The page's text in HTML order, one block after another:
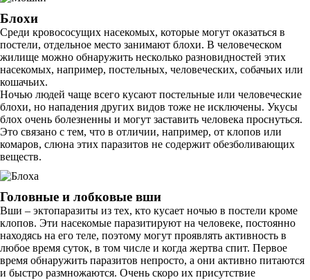
Блохи
Среди кровососущих насекомых, которые могут оказаться в
постели, отдельное место занимают блохи. В человеческом
жилище можно обнаружить несколько разновидностей этих
насекомых, например, постельных, человеческих, собачьих или
кошачьих.
Ночью людей чаще всего кусают постельные или человеческие
блохи, но нападения других видов тоже не исключены. Укусы
блох очень болезненны и могут заставить человека проснуться.
Это связано с тем, что в отличии, например, от клопов или
комаров, слюна этих паразитов не содержит обезболивающих
веществ.
Головные и лобковые вши
Вши – эктопаразиты из тех, кто кусает ночью в постели кроме
клопов. Эти насекомые паразитируют на человеке, постоянно
находясь на его теле, поэтому могут проявлять активность в
любое время суток, в том числе и когда жертва спит. Первое
время обнаружить паразитов непросто, а они активно питаются
и быстро размножаются. Очень скоро их присутствие